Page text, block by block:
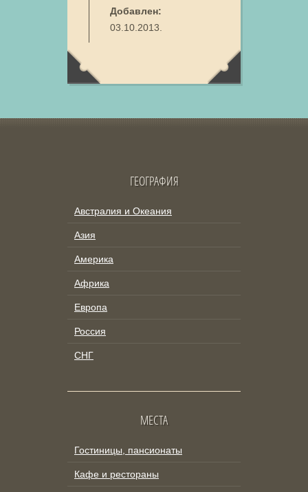
Добавлен:
03.10.2013.
ГЕОГРАФИЯ
Австралия и Океания
Азия
Америка
Африка
Европа
Россия
СНГ
МЕСТА
Гостиницы, пансионаты
Кафе и рестораны